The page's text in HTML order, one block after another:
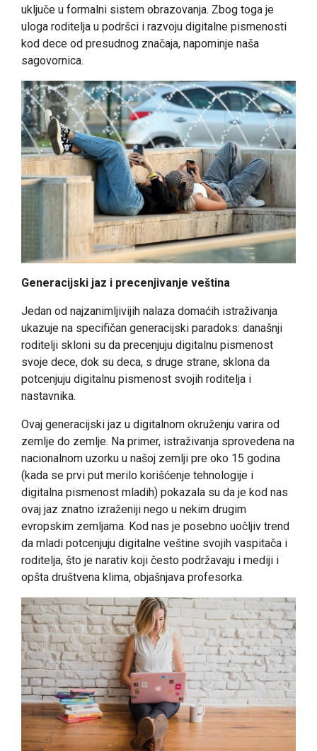
uključe u formalni sistem obrazovanja. Zbog toga je
uloga roditelja u podršci i razvoju digitalne pismenosti
kod dece od presudnog značaja, napominje naša
sagovornica.
Generacijski jaz i precenjivanje veština
Jedan od najzanimljivijih nalaza domaćih istraživanja
ukazuje na specifičan generacijski paradoks: današnji
roditelji skloni su da precenjuju digitalnu pismenost
svoje dece, dok su deca, s druge strane, sklona da
potcenjuju digitalnu pismenost svojih roditelja i
nastavnika.
Ovaj generacijski jaz u digitalnom okruženju varira od
zemlje do zemlje. Na primer, istraživanja sprovedena na
nacionalnom uzorku u našoj zemlji pre oko 15 godina
(kada se prvi put merilo korišćenje tehnologije i
digitalna pismenost mladih) pokazala su da je kod nas
ovaj jaz znatno izraženiji nego u nekim drugim
evropskim zemljama. Kod nas je posebno uočljiv trend
da mladi potcenjuju digitalne veštine svojih vaspitača i
roditelja, što je narativ koji često podržavaju i mediji i
opšta društvena klima, objašnjava profesorka.